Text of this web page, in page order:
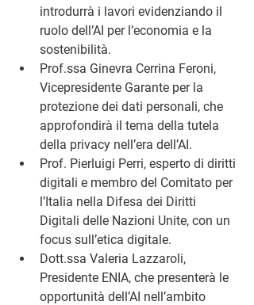
introdurrà i lavori evidenziando il
ruolo dell’AI per l’economia e la
sostenibilità.
Prof.ssa Ginevra Cerrina Feroni,
Vicepresidente Garante per la
protezione dei dati personali, che
approfondirà il tema della tutela
della privacy nell’era dell’AI.
Prof. Pierluigi Perri, esperto di diritti
digitali e membro del Comitato per
l’Italia nella Difesa dei Diritti
Digitali delle Nazioni Unite, con un
focus sull’etica digitale.
Dott.ssa Valeria Lazzaroli,
Presidente ENIA, che presenterà le
opportunità dell’AI nell’ambito